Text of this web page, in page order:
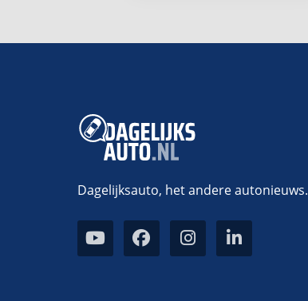
Dagelijksauto, het andere autonieuws.